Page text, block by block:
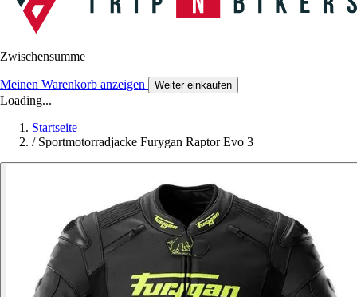
Zwischensumme
Meinen Warenkorb anzeigen Weiter einkaufen
Loading...
Startseite
/ Sportmotorradjacke Furygan Raptor Evo 3